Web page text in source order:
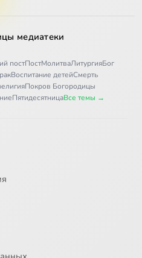
медиатеки
постПостМолитваЛитургияБог
Воспитание детейСмерть
Покров Богородицы
ПятидесятницаВсе темы →